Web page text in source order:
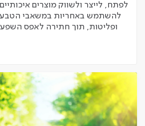
לפתח, לייצר ולשווק מוצרים
להשתמש באחריות במשאבי הטבע
ופליטות, תוך חתירה לאפס